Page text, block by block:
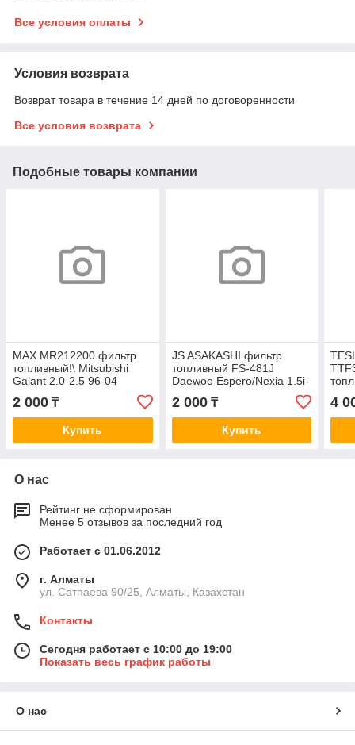
Все условия оплаты
Условия возврата
Возврат товара в течение 14 дней по договоренности
Все условия возврата
Подобные товары компании
MAX MR212200 фильтр
топливный!\ Mitsubishi
Galant 2.0-2.5 96-04
2 000 ₸
Купить
JS ASAKASHI фильтр
топливный FS-481J
Daewoo Espero/Nexia 1.5i-
1.4-2.0 90>
2 000₸
Купить
4
О нас
Рейтинг не сформирован
Менее 5 отзывов за последний год
Работает с 01.06.2012
г. Алматы
ул. Сатпаева 90/25, Алматы, Казахстан
Контакты
Сегодня работает с 10:00 до 19:00
Показать весь график работы
О нас